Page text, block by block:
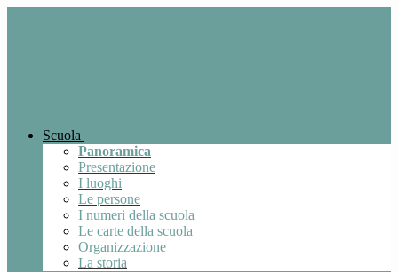
Scuola
Panoramica
Presentazione
I luoghi
Le persone
I numeri della scuola
Le carte della scuola
Organizzazione
La storia